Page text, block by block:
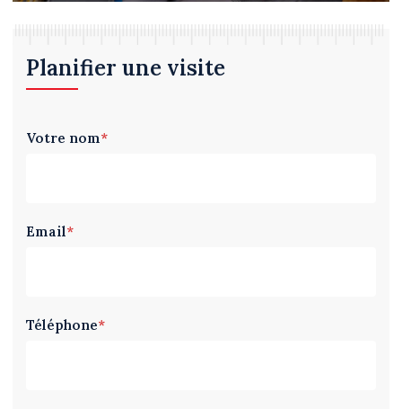
Planifier une visite
Votre nom*
Email*
Téléphone*